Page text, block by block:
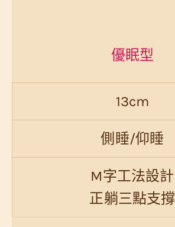
優眠型
13cm
側睡/仰睡
M字工法設計
正躺三點支撐